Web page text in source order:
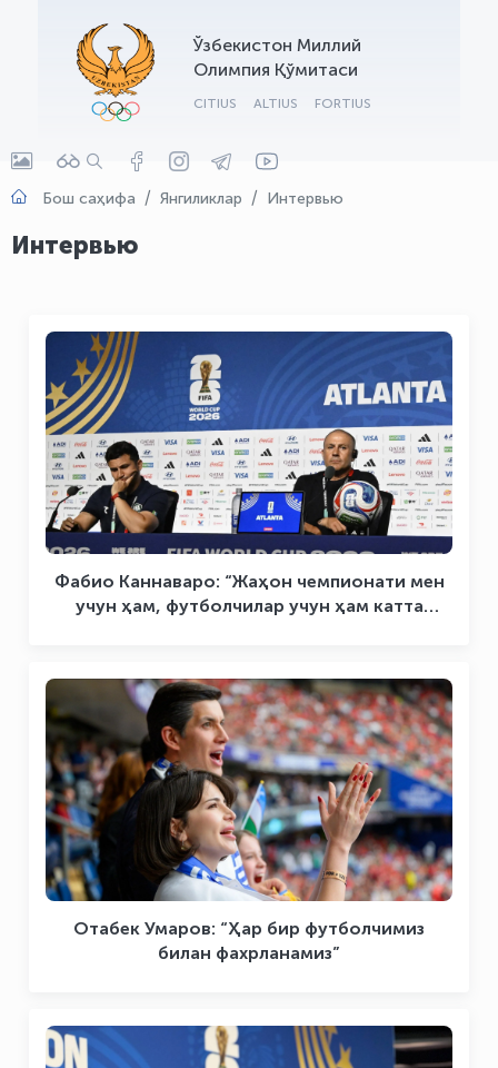
Ўзбекистон Миллий
Олимпия Қўмитаси
CITIUS ALTIUS FORTIUS
Бош саҳифа Янгиликлар Интервью
Интервью
Фабио Каннаваро: “Жаҳон чемпионати мен
учун ҳам, футболчилар учун ҳам катта
Отабек Умаров: “Ҳар бир футболчимиз
билан фахрланамиз”
OLYMPCHIK AI - yordamchi
Онлайн · olympic.uz